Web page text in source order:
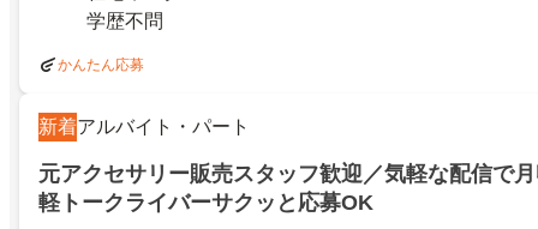
学歴不問
かんたん応募
新着アルバイト・パート
元アクセサリー販売スタッフ歓迎／気軽な配信で
軽トークライバーサクッと応募OK